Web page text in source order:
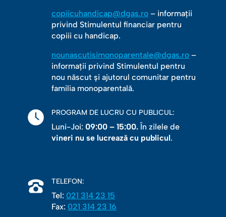
copiicuhandicap@dgas.ro– informații
privind Stimulentul financiar pentru
copiii cu handicap.
nounascutisimonoparentale@dgas.ro–
informații privind Stimulentul pentru
nou născut și ajutorul comunitar pentru
familia monoparentală.
PROGRAM DE LUCRU CU PUBLICUL:
Luni-Joi: 09:00 – 15:00.În zilele de
vineri nu se lucrează cu publicul.
TELEFON:
Tel: 021 314 23 15
Fax: 021 314 23 16